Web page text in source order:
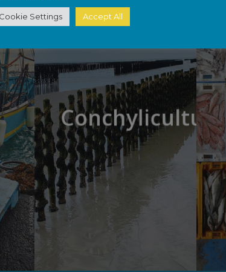
Conchyliculture
Cookie Settings Accept All